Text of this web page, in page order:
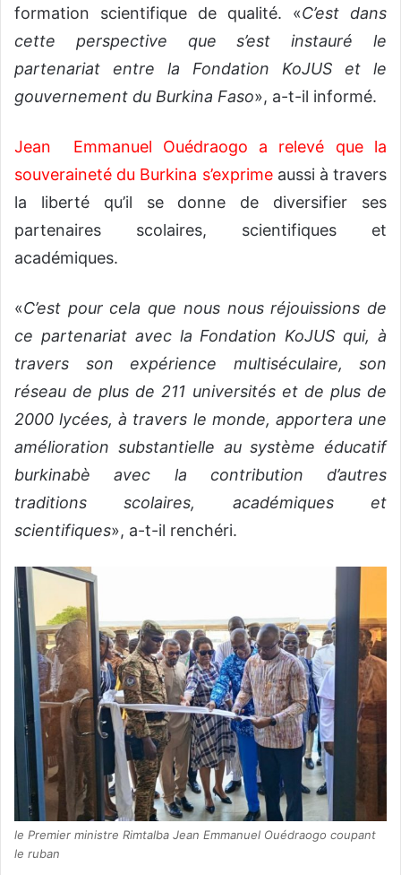
formation scientifique de qualité. «C’est dans
cette perspective que s’est instauré le
partenariat entre la Fondation KoJUS et le
gouvernement du Burkina Faso», a-t-il informé.
Jean Emmanuel Ouédraogo a relevé que la
souveraineté du Burkina s’exprime aussi à travers
la liberté qu’il se donne de diversifier ses
partenaires scolaires, scientifiques et
académiques.
«C’est pour cela que nous nous réjouissions de
ce partenariat avec la Fondation KoJUS qui, à
travers son expérience multiséculaire, son
réseau de plus de 211 universités et de plus de
2000 lycées, à travers le monde, apportera une
amélioration substantielle au système éducatif
burkinabè avec la contribution d’autres
traditions scolaires, académiques et
scientifiques», a-t-il renchéri.
le Premier ministre Rimtalba Jean Emmanuel Ouédraogo coupant
le ruban